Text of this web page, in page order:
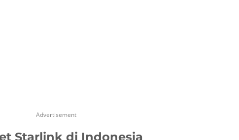
Advertisement
Starlink di Indonesia